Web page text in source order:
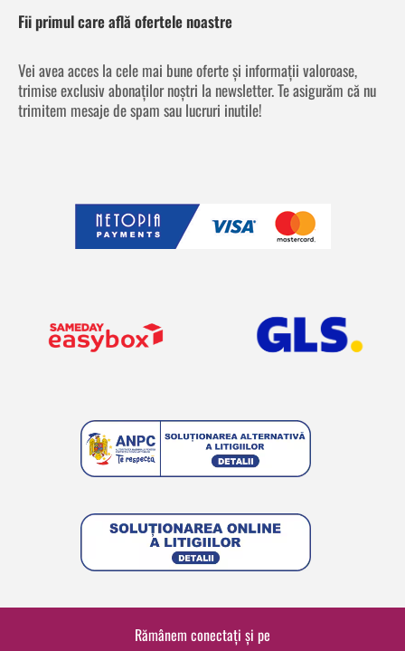
Fii primul care află ofertele noastre
Vei avea acces la cele mai bune oferte și informații valoroase,
trimise exclusiv abonaților noștri la newsletter. Te asigurăm că nu
trimitem mesaje de spam sau lucruri inutile!
Rămânem conectați și pe